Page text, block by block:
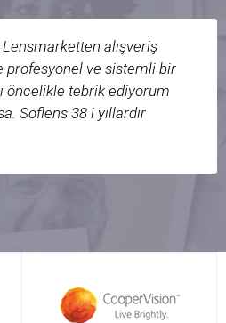
alışveriş
profesyonel ve sistemli bir
öncelikle tebrik ediyorum
Soflens 38 i yıllardır
ancak herkesin çok
ediyorum.Soflens 38 e
sorunsuz kullanıyorum